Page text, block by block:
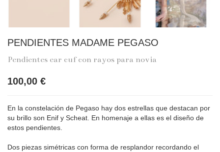
PENDIENTES MADAME PEGASO
Pendientes ear cuf con rayos para novia
100,00 €
En la constelación de Pegaso hay dos estrellas que destacan por
su brillo son Enif y Scheat. En homenaje a ellas es el diseño de
estos pendientes.
Dos piezas simétricas con forma de resplandor recordando el